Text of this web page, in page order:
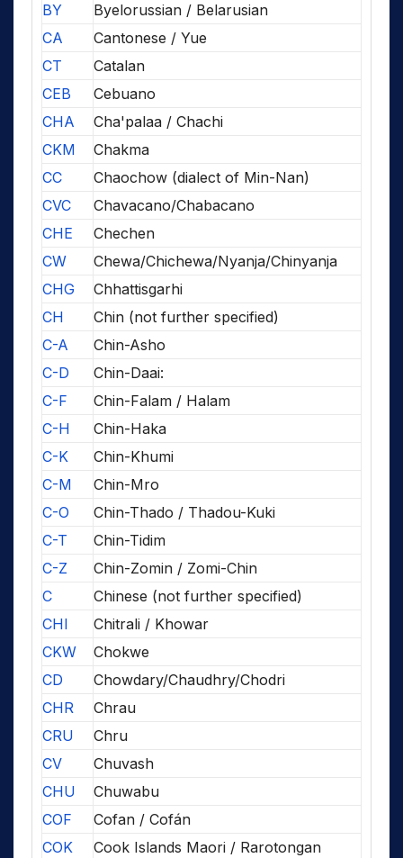
BY
Byelorussian / Belarusian
CA
Cantonese / Yue
CT
Catalan
CEB
Cebuano
CHA
Cha'palaa / Chachi
CKM
Chakma
CC
Chaochow (dialect of Min-Nan)
CVC
Chavacano/Chabacano
CHE
Chechen
CW
Chewa/Chichewa/Nyanja/Chinyanja
CHG
Chhattisgarhi
CH
Chin (not further specified)
C-A
Chin-Asho
C-D
Chin-Daai:
C-F
Chin-Falam / Halam
C-H
Chin-Haka
C-K
Chin-Khumi
C-M
Chin-Mro
C-O
Chin-Thado / Thadou-Kuki
C-T
Chin-Tidim
C-Z
Chin-Zomin / Zomi-Chin
C
Chinese (not further specified)
CHI
Chitrali / Khowar
CKW
Chokwe
CD
Chowdary/Chaudhry/Chodri
CHR
Chrau
CRU
Chru
CV
Chuvash
CHU
Chuwabu
COF
Cofan / Cofán
COK
Cook Islands Maori / Rarotongan